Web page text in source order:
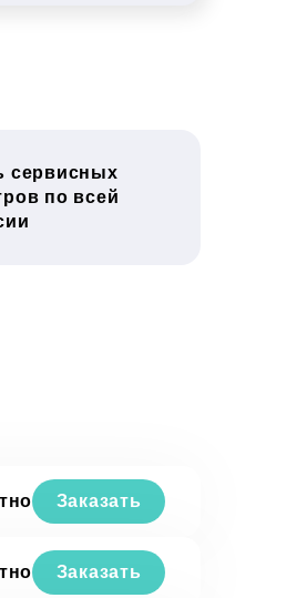
сервисных
по всей
Заказать
Заказать